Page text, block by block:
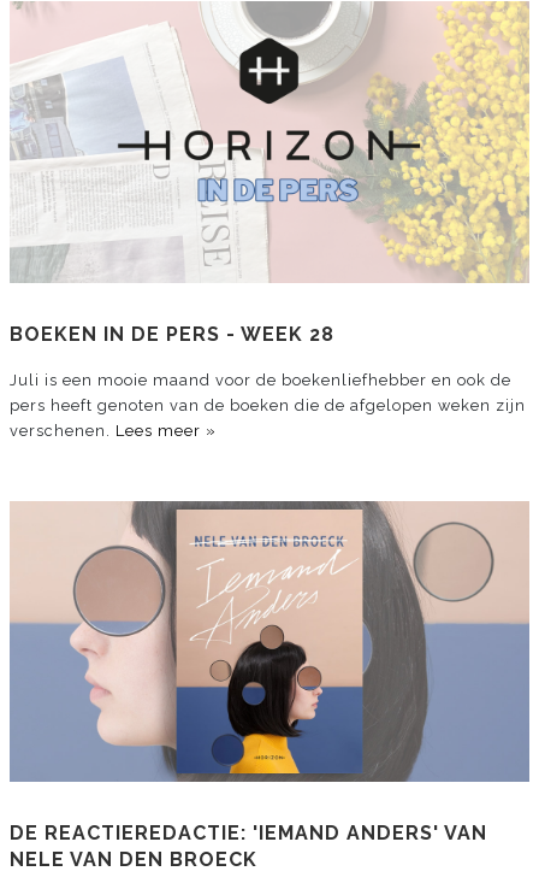
BOEKEN IN DE PERS - WEEK 28
Juli is een mooie maand voor de boekenliefhebber en ook de
pers heeft genoten van de boeken die de afgelopen weken zijn
verschenen. Lees meer »
DE REACTIEREDACTIE: 'IEMAND ANDERS' VAN
NELE VAN DEN BROECK